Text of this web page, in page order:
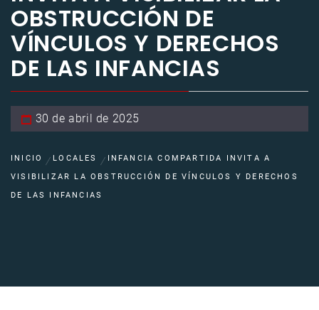
OBSTRUCCIÓN DE
VÍNCULOS Y DERECHOS
DE LAS INFANCIAS
30 de abril de 2025
INICIO LOCALES
INFANCIA COMPARTIDA INVITA A
VISIBILIZAR LA OBSTRUCCIÓN DE VÍNCULOS Y DERECHOS
DE LAS INFANCIAS